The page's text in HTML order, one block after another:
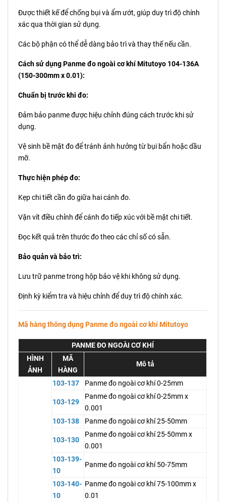
Được thiết kế để chống bụi và ẩm ướt, giúp duy trì độ chính
xác qua thời gian sử dụng.
Các bộ phận có thể dễ dàng bảo trì và thay thế nếu cần.
Cách sử dụng Panme đo ngoài cơ khí Mitutoyo 104-136A
(150-300mm x 0.01):
Chuẩn bị trước khi đo:
Đảm bảo panme được hiệu chỉnh đúng cách trước khi sử
dụng.
Vệ sinh bề mặt đo để tránh ảnh hưởng từ bụi bẩn hoặc dầu
mỡ.
Thực hiện phép đo:
Kẹp chi tiết cần đo giữa hai cánh đo.
Vặn vít điều chỉnh để cánh đo tiếp xúc với bề mặt chi tiết.
Đọc kết quả trên thước đo theo các chỉ số có sẵn.
Bảo quản và bảo trì:
Lưu trữ panme trong hộp bảo vệ khi không sử dụng.
Định kỳ kiểm tra và hiệu chỉnh để duy trì độ chính xác.
Mã hàng thông dụng Panme đo ngoài cơ khí Mitutoyo
PANME ĐO NGOÀI CƠ KHÍ
HÌNH
ẢNH
MÃ
HÀNG
Mô tả
103-137 Panme đo ngoài cơ khí 0-25mm
103-129
Panme đo ngoài cơ khí 0-25mm x
0.001
103-138
Panme đo ngoài cơ khí 25-50mm
103-130
Panme đo ngoài cơ khí 25-50mm x
0.001
103-139-
10
Panme đo ngoài cơ khí 50-75mm
103-140-
10
Panme đo ngoài cơ khí 75-100mm x
0.01